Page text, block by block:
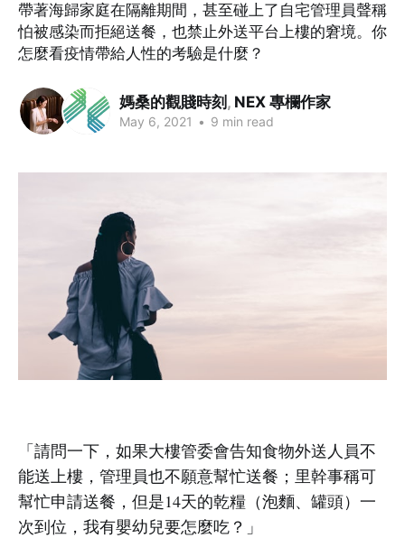
帶著海歸家庭在隔離期間，甚至碰上了自宅管理員聲稱
怕被感染而拒絕送餐，也禁止外送平台上樓的窘境。你
怎麼看疫情帶給人性的考驗是什麼？
媽桑的觀賤時刻 , NEX 專欄作家
May 6, 2021 • 9 min read
「請問一下，如果大樓管委會告知食物外送人員不
能送上樓，管理員也不願意幫忙送餐；里幹事稱可
幫忙申請送餐，但是14天的乾糧（泡麵、罐頭）一
次到位，我有嬰幼兒要怎麼吃？」